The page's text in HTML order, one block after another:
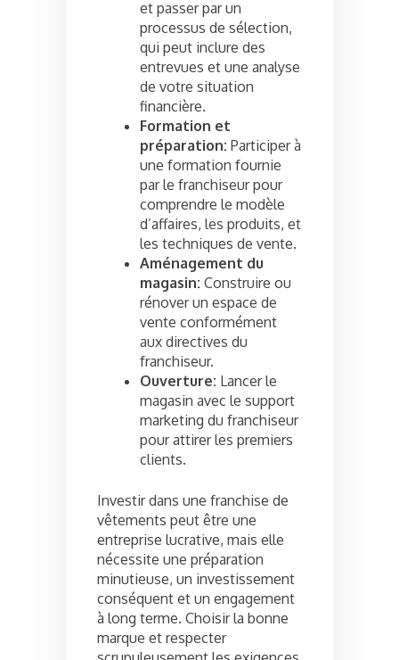
et passer par un
processus de sélection,
qui peut inclure des
entrevues et une analyse
de votre situation
financière.
Formation et
préparation: Participer à
une formation fournie
par le franchiseur pour
comprendre le modèle
d’affaires, les produits, et
les techniques de vente.
Aménagement du
magasin: Construire ou
rénover un espace de
vente conformément
aux directives du
franchiseur.
Ouverture: Lancer le
magasin avec le support
marketing du franchiseur
pour attirer les premiers
clients.
Investir dans une franchise de
vêtements peut être une
entreprise lucrative, mais elle
nécessite une préparation
minutieuse, un investissement
conséquent et un engagement
à long terme. Choisir la bonne
marque et respecter